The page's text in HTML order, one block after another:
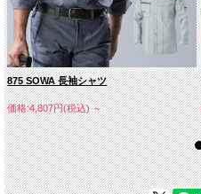
875 SOWA 長袖シャツ
価格:4,807円(税込)～